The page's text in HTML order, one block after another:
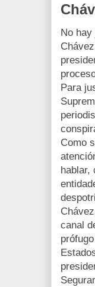
No hay
Para
Como
hablar,
canal